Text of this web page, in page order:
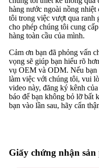
hàng nước ngoài nồng
tôi trong việc vượt qua
cho phép chúng tôi cung
hàng toàn cầu của mình.
Cảm ơn bạn đã phỏng vấn
vọng sẽ giúp bạn hiểu rõ
vụ OEM và ODM. Nếu bạn
làm việc với chúng tôi, vui
video này, đăng ký kênh
báo để bạn không bỏ lỡ bất
bạn vào lần sau, hãy cẩn
Giấy chứng nhận sản